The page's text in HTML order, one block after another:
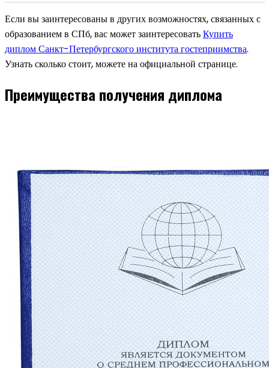
Если вы заинтересованы в других возможностях, связанных с
образованием в СПб, вас может заинтересоватьКупить
диплом Санкт-Петербургского института гостеприимства.
Узнать сколько стоит, можете на официальной странице.
Преимущества получения диплома